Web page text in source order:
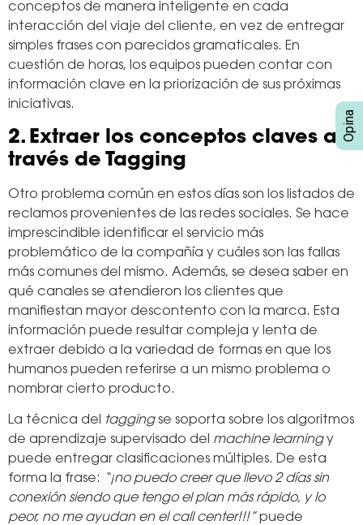
conceptos de manera inteligente en cada
interacción del viaje del cliente, en vez de entregar
simples frases con parecidos gramaticales. En
cuestión de horas, los equipos pueden contar con
información clave en la priorización de sus próximas
iniciativas.
2. Extraer los conceptos claves a
través de Tagging
Otro problema común en estos días son los listados de
reclamos provenientes de las redes sociales. Se hace
imprescindible identificar el servicio más
problemático de la compañía y cuáles son las fallas
más comunes del mismo. Además, se desea saber en
qué canales se atendieron los clientes que
manifiestan mayor descontento con la marca. Esta
información puede resultar compleja y lenta de
extraer debido a la variedad de formas en que los
humanos pueden referirse a un mismo problema o
nombrar cierto producto.
La técnica del taggingse soporta sobre los algoritmos
de aprendizaje supervisado del machine learningy
puede entregar clasificaciones múltiples. De esta
forma la frase:
“¡no puedo creer que llevo 2 días sin
conexión siendo que tengo el plan más rápido, y lo
peor, no me ayudan en el call center!!!” puede